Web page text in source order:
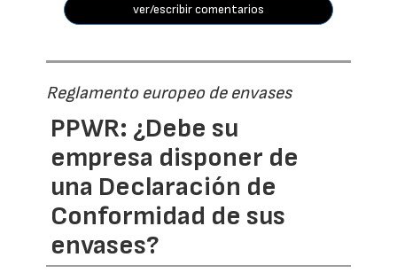
ver/escribir comentarios
Reglamento europeo de envases
PPWR: ¿Debe su
empresa disponer de
una Declaración de
Conformidad de sus
envases?